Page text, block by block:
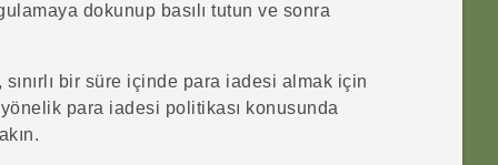
dokunup basılı tutun ve sonra
bir süre içinde para iadesi almak için
para iadesi politikası konusunda